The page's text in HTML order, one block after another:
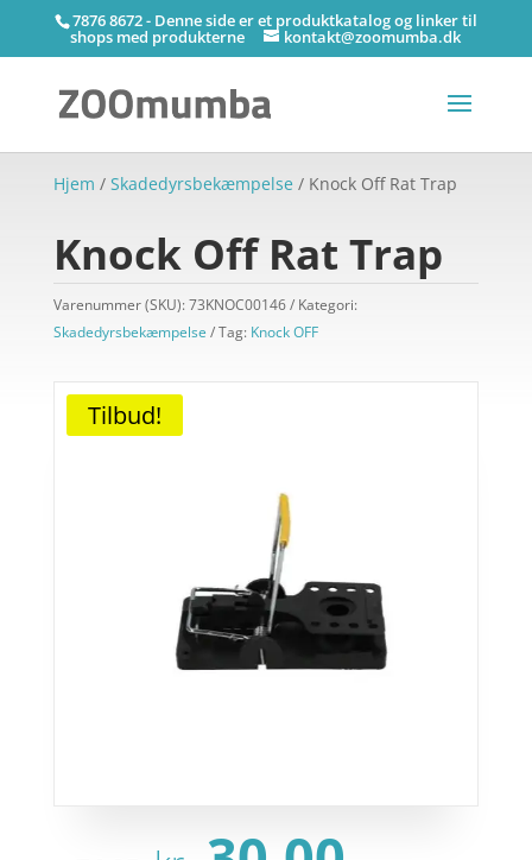
7876 8672 - Denne side er et produktkatalog og linker til
shops med produkterne kontakt@zoomumba.dk
Hjem / Skadedyrsbekæmpelse / Knock Off Rat Trap
Knock Off Rat Trap
Varenummer (SKU): 73KNOC00146
Kategori:
Skadedyrsbekæmpelse
Tag: Knock OFF
Tilbud!